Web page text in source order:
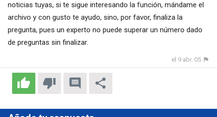
noticias tuyas, si te sigue interesando la función, mándame el
archivo y con gusto te ayudo, sino, por favor, finaliza la
pregunta, pues un experto no puede superar un número dado
de preguntas sin finalizar.
el 9 abr. 05